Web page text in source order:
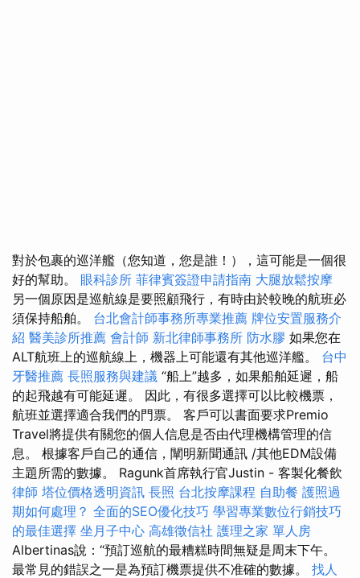
對於包裹的巡洋艦（您知道，您是誰！），這可能是一個很
好的幫助。 眼科診所 菲律賓簽證申請指南 大腿放鬆按摩
另一個原因是巡航線是要照顧飛行，有時由於較晚的航班必
須保持船舶。 台北會計師事務所專業推薦 牌位安置服務介
紹 醫美診所推薦 會計師 新北律師事務所 防水膠 如果您在
ALT航班上的巡航線上，機器上可能還有其他巡洋艦。 台中
牙醫推薦 長照服務與建議 “船上”越多，如果船舶延遲，船
的起飛越有可能延遲。 因此，有很多選擇可以比較機票，
航班並選擇適合我們的門票。 客戶可以書面要求Premio
Travel將提供有關您的個人信息是否由代理機構管理的信
息。 根據客戶自己的通信，闡明新聞通訊 /其他EDM設備
主題所需的數據。 Ragunk首席執行官Justin - 客製化餐飲
律師 塔位價格透明資訊 長照 台北按摩課程 自助餐 護照過
期如何處理？ 全面的SEO優化技巧 學習專業數位行銷技巧
的最佳選擇 坐月子中心 高雄徵信社 護理之家 單人房
Albertinas說：“預訂巡航的最糟糕時間無疑是周末下午。
最常見的錯誤之一是為預訂機票提供不准確的數據。 找人